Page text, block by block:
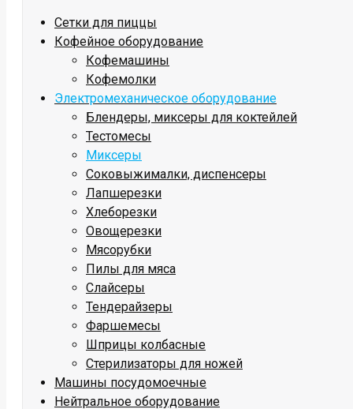
Сетки для пиццы
Кофейное оборудование
Кофемашины
Кофемолки
Электромеханическое оборудование
Блендеры, миксеры для коктейлей
Тестомесы
Миксеры
Соковыжималки, диспенсеры
Лапшерезки
Хлеборезки
Овощерезки
Мясорубки
Пилы для мяса
Слайсеры
Тендерайзеры
Фаршемесы
Шприцы колбасные
Стерилизаторы для ножей
Машины посудомоечные
Нейтральное оборудование